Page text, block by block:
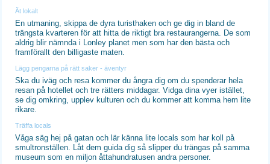
Ät lokalt
En utmaning, skippa de dyra turisthaken och ge dig in bland de
trängsta kvarteren för att hitta de riktigt bra restaurangerna. De som
aldrig blir nämnda i Lonley planet men som har den bästa och
framförallt den billigaste maten.
Lägg pengarna på rätt saker - äventyr
Ska du iväg och resa kommer du ångra dig om du spenderar hela
resan på hotellet och tre rätters middagar. Vidga dina vyer istället,
se dig omkring, upplev kulturen och du kommer att komma hem lite
rikare.
Träffa locals
Våga säg hej på gatan och lär känna lite locals som har koll på
smultronställen. Låt dem guida dig så slipper du trängas på samma
museum som en miljon åttahundratusen andra personer.